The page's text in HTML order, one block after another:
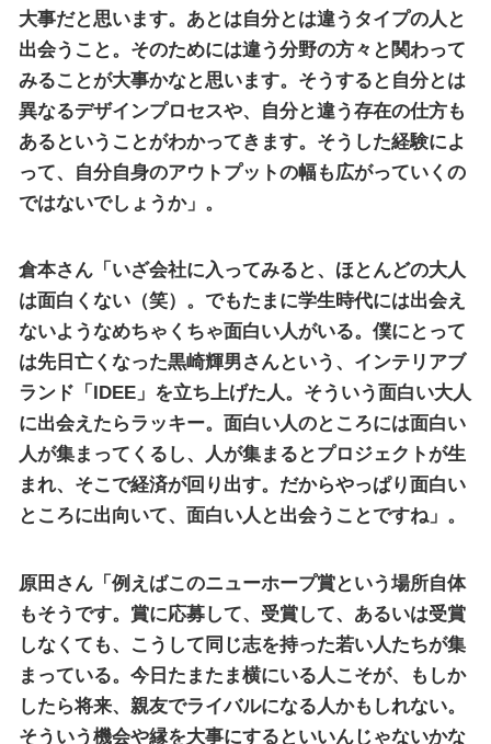
大事だと思います。あとは自分とは違うタイプの人と
出会うこと。そのためには違う分野の方々と関わって
みることが大事かなと思います。そうすると自分とは
異なるデザインプロセスや、自分と違う存在の仕方も
あるということがわかってきます。そうした経験によ
って、自分自身のアウトプットの幅も広がっていくの
ではないでしょうか」。
倉本さん「いざ会社に入ってみると、ほとんどの大人
は面白くない（笑）。でもたまに学生時代には出会え
ないようなめちゃくちゃ面白い人がいる。僕にとって
は先日亡くなった黒崎輝男さんという、インテリアブ
ランド「IDEE」を立ち上げた人。そういう面白い大人
に出会えたらラッキー。面白い人のところには面白い
人が集まってくるし、人が集まるとプロジェクトが生
まれ、そこで経済が回り出す。だからやっぱり面白い
ところに出向いて、面白い人と出会うことですね」。
原田さん「例えばこのニューホープ賞という場所自体
もそうです。賞に応募して、受賞して、あるいは受賞
しなくても、こうして同じ志を持った若い人たちが集
まっている。今日たまたま横にいる人こそが、もしか
したら将来、親友でライバルになる人かもしれない。
そういう機会や縁を大事にするといいんじゃないかな